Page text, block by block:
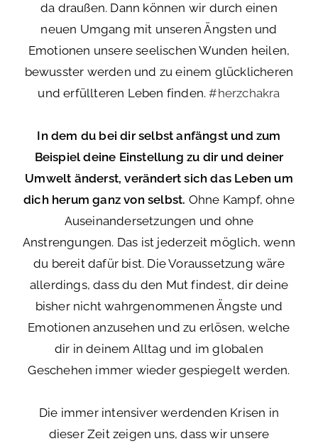
da draußen. Dann können wir durch einen
neuen Umgang mit unseren Ängsten und
Emotionen unsere seelischen Wunden heilen,
bewusster werden und zu einem glücklicheren
und erfüllteren Leben finden.#herzchakra
In dem du bei dir selbst anfängst und zum
Beispiel deine Einstellung zu dir und deiner
Umwelt änderst, verändert sich das Leben um
dich herum ganz von selbst. Ohne Kampf, ohne
Auseinandersetzungen und ohne
Anstrengungen. Das ist jederzeit möglich, wenn
du bereit dafür bist. Die Voraussetzung wäre
allerdings, dass du den Mut findest, dir deine
bisher nicht wahrgenommenen Ängste und
Emotionen anzusehen und zu erlösen, welche
dir in deinem Alltag und im globalen
Geschehen immer wieder gespiegelt werden.
Die immer intensiver werdenden Krisen in
dieser Zeit zeigen uns, dass wir unsere